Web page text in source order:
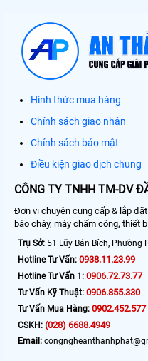
Hình thức mua hàng
Chính sách giao nhận
Chính sách bảo mật
Điều kiện giao dịch chung
CÔNG TY TNHH TM-DV
Đơn vị chuyên cung cấp & lắp
báo cháy, máy chấm công, thiết
Trụ Sở: 51 Lũy Bán Bích, Phường
Hotline Tư Vấn: 0938.11.23.99
Hotline Tư Vấn 1: 0906.72.73.77
Tư Vấn Kỹ Thuật: 0906.855.330
Tư Vấn Mua Hàng: 0902.452.577
CSKH: (028) 6688.4949
Email: